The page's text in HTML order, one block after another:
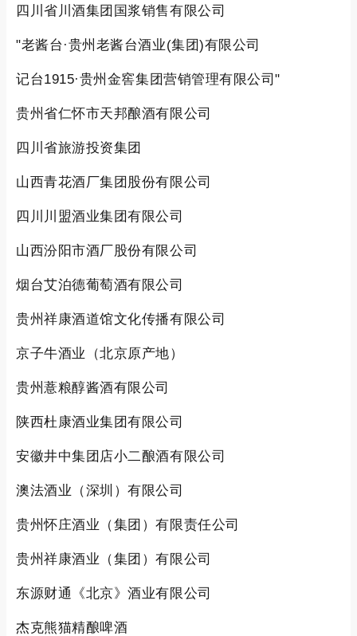
四川省川酒集团国浆销售有限公司
"老酱台·贵州老酱台酒业(集团)有限公司
记台1915·贵州金窖集团营销管理有限公司"
贵州省仁怀市天邦酿酒有限公司
四川省旅游投资集团
山西青花酒厂集团股份有限公司
四川川盟酒业集团有限公司
山西汾阳市酒厂股份有限公司
烟台艾泊德葡萄酒有限公司
贵州祥康酒道馆文化传播有限公司
京子牛酒业（北京原产地）
贵州薏粮醇酱酒有限公司
陕西杜康酒业集团有限公司
安徽井中集团店小二酿酒有限公司
澳法酒业（深圳）有限公司
贵州怀庄酒业（集团）有限责任公司
贵州祥康酒业（集团）有限公司
东源财通《北京》酒业有限公司
杰克熊猫精酿啤酒